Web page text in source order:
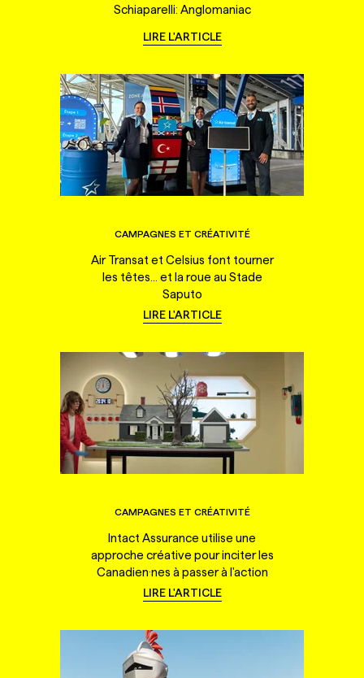
Schiaparelli: Anglomaniac
LIRE L'ARTICLE
CAMPAGNES ET CRÉATIVITÉ
Air Transat et Celsius font tourner
les têtes... et la roue au Stade
Saputo
LIRE L'ARTICLE
CAMPAGNES ET CRÉATIVITÉ
Intact Assurance utilise une
approche créative pour inciter les
Canadien·nes à passer à l'action
LIRE L'ARTICLE